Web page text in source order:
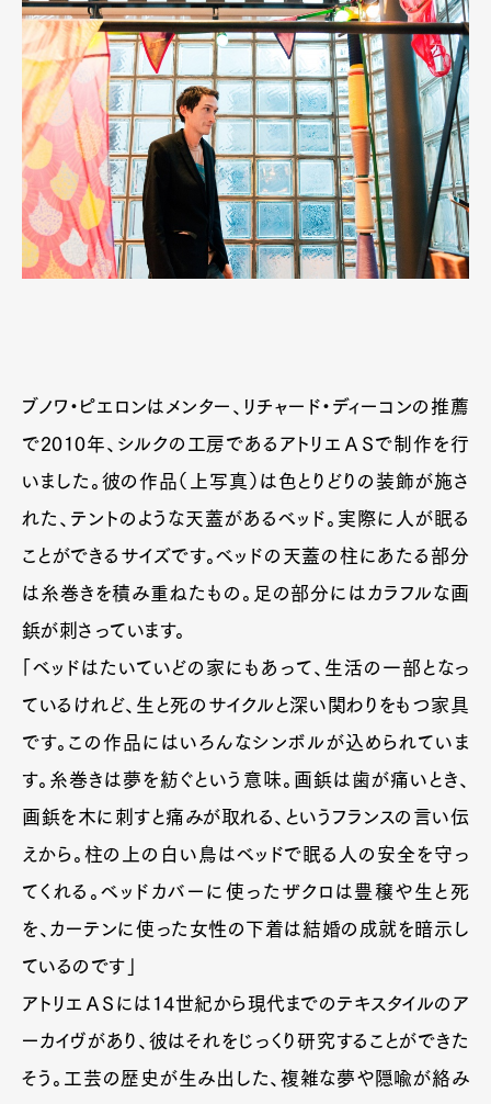
ブノワ・ピエロンはメンター、リチャード・ディーコンの推薦
で2010年、シルクの工房であるアトリエＡＳで制作を行
いました。彼の作品（上写真）は色とりどりの装飾が施さ
れた、テントのような天蓋があるベッド。実際に人が眠る
ことができるサイズです。ベッドの天蓋の柱にあたる部分
は糸巻きを積み重ねたもの。足の部分にはカラフルな画
鋲が刺さっています。
「ベッドはたいていどの家にもあって、生活の一部となっ
ているけれど、生と死のサイクルと深い関わりをもつ家具
です。この作品にはいろんなシンボルが込められていま
す。糸巻きは夢を紡ぐという意味。画鋲は歯が痛いとき、
画鋲を木に刺すと痛みが取れる、というフランスの言い伝
えから。柱の上の白い鳥はベッドで眠る人の安全を守っ
てくれる。ベッドカバーに使ったザクロは豊穣や生と死
を、カーテンに使った女性の下着は結婚の成就を暗示し
ているのです」
アトリエＡＳには14世紀から現代までのテキスタイルのア
ーカイヴがあり、彼はそれをじっくり研究することができた
そう。工芸の歴史が生み出した、複雑な夢や隠喩が絡み